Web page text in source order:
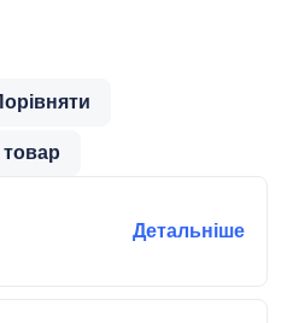
Детальніше